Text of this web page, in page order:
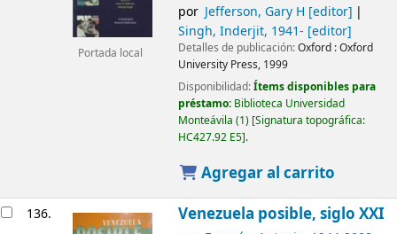
Portada local
por Jefferson, Gary H [editor]
Singh, Inderjit, 1941- [editor]
Detalles de publicación:Oxford :Oxford
University Press, 1999
Disponibilidad:Ítems disponibles para
préstamo: Biblioteca Universidad
Monteávila (1) Signatura topográfica:
HC427.92 E5 .
Agregar al carrito
136. Venezuela posible, siglo XXI